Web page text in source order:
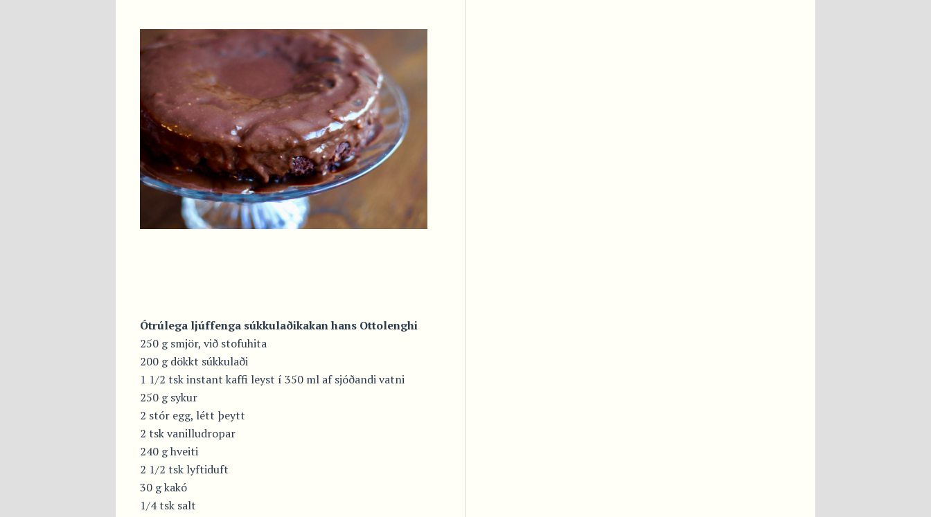
Ótrúlega ljúffenga súkkulaðikakan hans Ottolenghi
250 g smjör, við stofuhita
200 g dökkt súkkulaði
1 1/2 tsk instant kaffi leyst í 350 ml af sjóðandi vatni
250 g sykur
2 stór egg, létt þeytt
2 tsk vanilludropar
240 g hveiti
2 1/2 tsk lyftiduft
30 g kakó
1/4 tsk salt